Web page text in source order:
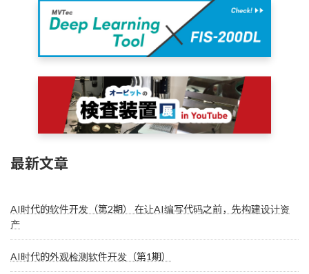
最新文章
AI时代的软件开发（第2期） 在让AI编写代码之前，先构建设计资
产
AI时代的外观检测软件开发（第1期）